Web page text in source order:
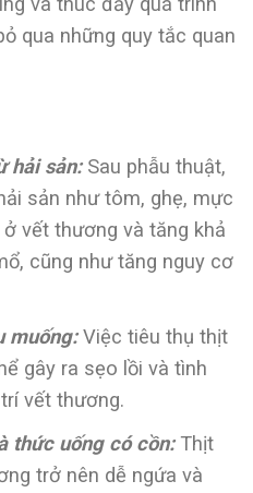
qua những quy tắc quan
hải sản:Sau phẫu thuật,
sản như tôm, ghẹ, mực
vết thương và tăng khả
cũng như tăng nguy cơ
muống:Việc tiêu thụ thịt
gây ra sẹo lồi và tình
vết thương.
thức uống có cồn:Thịt
trở nên dễ ngứa và